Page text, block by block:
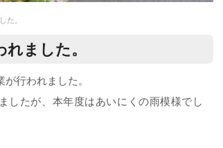
た。
ました。
行われました。
したが、本年度はあいにくの雨模様でし